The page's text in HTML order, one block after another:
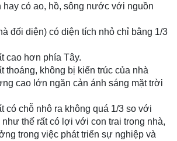
hay có ao, hồ, sông nước với nguồn
đối diện) có diện tích nhỏ chỉ bằng 1/3
cao hơn phía Tây.
thoáng, không bị kiến trúc của nhà
cao lớn ngăn cản ánh sáng mặt trời
có chỗ nhô ra không quá 1/3 so với
thế rất có lợi với con trai trong nhà,
trong việc phát triển sự nghiệp và